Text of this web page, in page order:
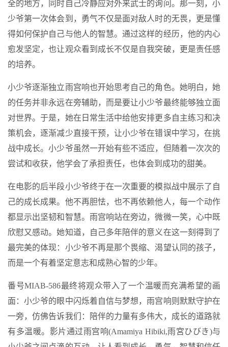
全的地方，同时自己冷静应对外来武士的询问。那一刻，小
少爷第一次体会到，勇气不仅是面对敌人时的无畏，更是懂
得如何保护自己与他人的智慧。通过这样的经历，他的内心
愈发坚定，也让观众看到成长不仅是自我突破，更是责任感
的培养。
小少爷逐渐独立雨宫响也开始思考自己的角色。她明白，她
的任务并非永远在旁辅助，而是要让小少爷最终能够独立面
对世界。于是，她在日常生活中给他安排更多自主练习和决
策机会，逐渐减少直接干预，让小少爷在错误中学习，在挑
战中成长。小少爷虽然一开始有些不适应，但随着一次次的
尝试和收获，他学会了承担责任，也体会到成功的甜美。
在电影的后半段小少爷终于在一次重要的模拟战中展示了自
己的成长成果。他不再胆怯，也不再依赖他人，每一个动作
都显示出坚韧和智慧。雨宫响站在旁边，微微一笑，心中既
欣慰又感动。她知道，自己多年陪伴的意义在这一刻得到了
最完美的体现：小少爷不再是那个畏缩、渴望认同的孩子，
而是一个有着坚定意志和成熟心智的少年。
番号MIAB-586最终将观众带入了一个温暖而充满希望的画
面：小少爷的眼中闪烁着自信与梦想，雨宫响则默默守护在
一旁，仿佛告诉我们：陪伴的力量有多伟大，成长的道路就
有多温暖。影片通过雨宫响(Amamiya Hibiki,雨宮ひびき)与